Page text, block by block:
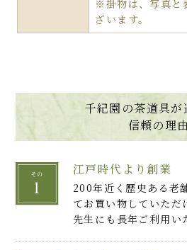
※掛物は、写真と
ざいます。
千紀園の茶道具が
信頼の理由
江戸時代より創業
200年近く歴史ある老
てお買い物していただ
先生にも長年ご利用い